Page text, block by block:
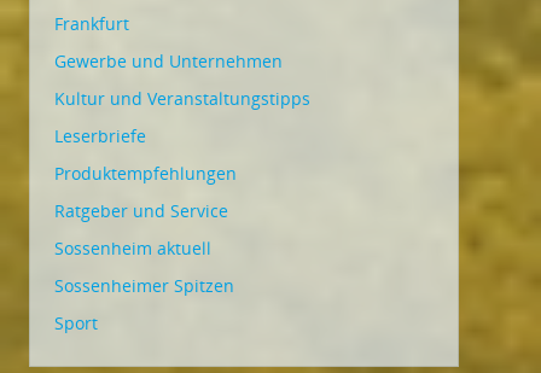
Frankfurt
Gewerbe und Unternehmen
Kultur und Veranstaltungstipps
Leserbriefe
Produktempfehlungen
Ratgeber und Service
Sossenheim aktuell
Sossenheimer Spitzen
Sport